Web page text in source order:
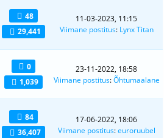
48
29,441
11-03-2023, 11:15
Viimane postitus: Lynx Titan
0
1,039
23-11-2022, 18:58
Viimane postitus:Õhtumaalane
84
36,407
17-06-2022, 18:06
Viimane postitus:euroruubel